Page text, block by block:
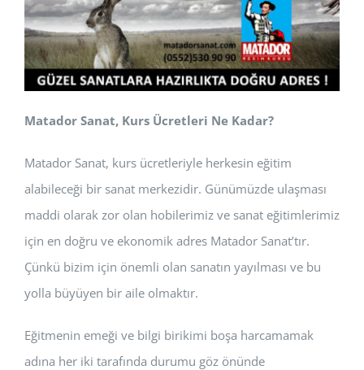
Matador Sanat, Kurs Ücretleri Ne Kadar?
Matador Sanat, kurs ücretleriyle herkesin eğitim
alabileceği bir sanat merkezidir. Günümüzde ulaşması
maddi olarak zor olan hobilerimiz ve sanat eğitimlerimiz
için en doğru ve ekonomik adres Matador Sanat’tır.
Çünkü bizim için önemli olan sanatın yayılması ve bu
yolla büyüyen bir aile olmaktır.
Eğitmenin emeği ve bilgi birikimi boşa harcamamak
adına her iki tarafında durumu göz önünde